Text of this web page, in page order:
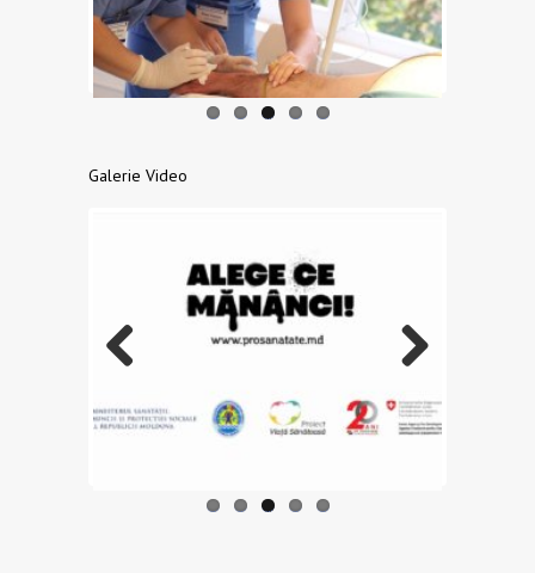
us
Galerie Video
us